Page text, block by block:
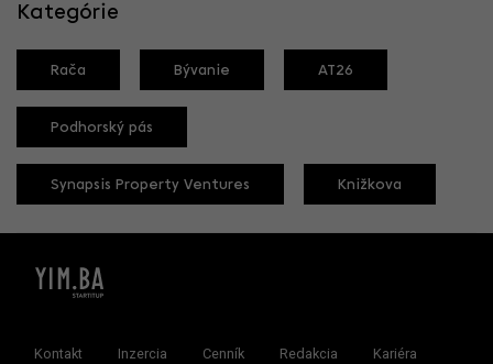
Kategórie
Rača Bývanie AT26
Podhorský pás
Synapsis Property Ventures Knižkova
Kontakt Inzercia Cenník Redakcia Kariéra